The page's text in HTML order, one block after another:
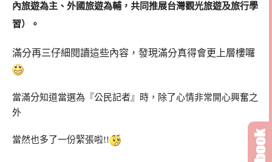
內旅遊為主、外國旅遊為輔，共同推展台灣觀光旅遊及旅行學
習）。
滿分再三仔細閱讀這些內容，發現滿分真得會更上層樓囉
當滿分知道當選為『公民記者』時，除了心情非常開心興奮之
外
當然也多了一份緊張啦!!